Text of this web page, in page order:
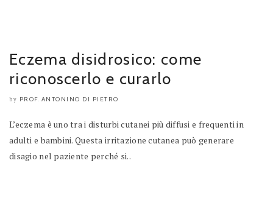
Eczema disidrosico: come
riconoscerlo e curarlo
by PROF. ANTONINO DI PIETRO
L’eczema è uno tra i disturbi cutanei più diffusi e frequenti in
adulti e bambini. Questa irritazione cutanea può generare
disagio nel paziente perché si..